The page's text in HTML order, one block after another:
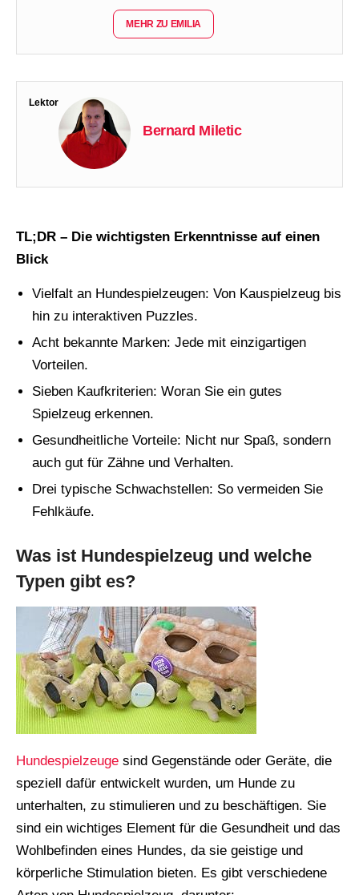
MEHR ZU EMILIA
Lektor
Bernard Miletic
TL;DR – Die wichtigsten Erkenntnisse auf einen
Blick
Vielfalt an Hundespielzeugen: Von Kauspielzeug bis
hin zu interaktiven Puzzles.
Acht bekannte Marken: Jede mit einzigartigen
Vorteilen.
Sieben Kaufkriterien: Woran Sie ein gutes
Spielzeug erkennen.
Gesundheitliche Vorteile: Nicht nur Spaß, sondern
auch gut für Zähne und Verhalten.
Drei typische Schwachstellen: So vermeiden Sie
Fehlkäufe.
Was ist Hundespielzeug und welche
Typen gibt es?
Hundespielzeuge sind Gegenstände oder Geräte, die
speziell dafür entwickelt wurden, um Hunde zu
unterhalten, zu stimulieren und zu beschäftigen. Sie
sind ein wichtiges Element für die Gesundheit und das
Wohlbefinden eines Hundes, da sie geistige und
körperliche Stimulation bieten. Es gibt verschiedene